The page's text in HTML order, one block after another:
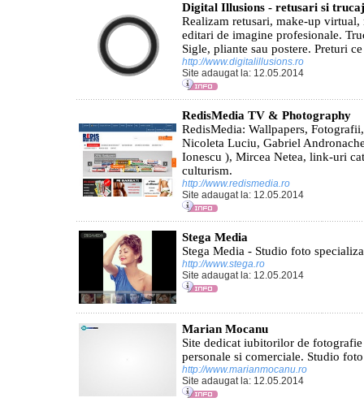
Digital Illusions - retusari si
Realizam retusari, make-up
editari de imagine profesionale.
Sigle, pliante sau postere. Preturi
http://www.digitalillusions.ro
Site adaugat la: 12.05.2014
RedisMedia TV & Photography
RedisMedia: Wallpapers,
Nicoleta Luciu, Gabriel
Ionescu ), Mircea Netea, link-uri
culturism.
http://www.redismedia.ro
Site adaugat la: 12.05.2014
Stega Media
Stega Media - Studio foto
http://www.stega.ro
Site adaugat la: 12.05.2014
Marian Mocanu
Site dedicat iubitorilor de
personale si comerciale. Studio
http://www.marianmocanu.ro
Site adaugat la: 12.05.2014